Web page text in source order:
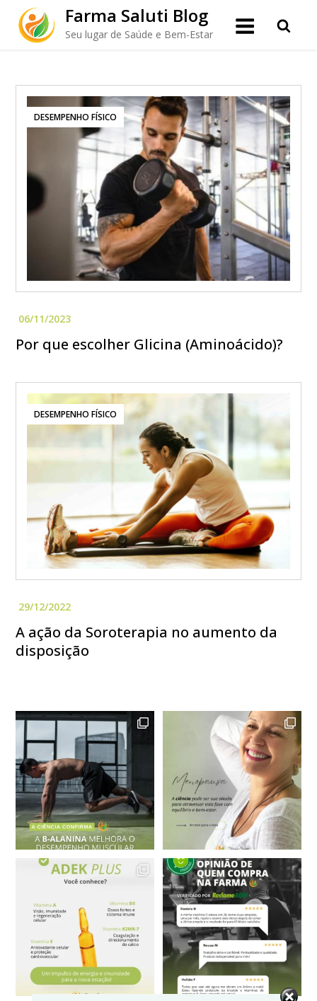
content
Farma Saluti Blog
Seu lugar de Saúde e Bem-Estar
DESEMPENHO FÍSICO
Por que escolher Glicina (Aminoácido)?
DESEMPENHO FÍSICO
A ação da Soroterapia no aumento da
disposição